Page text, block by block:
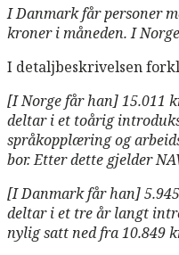
I Danmark får personer
kroner i måneden. I
I detaljbeskrivelsen
[I Norge får han] 15.011
deltar i et toårig
språkopplæring og
bor. Etter dette gjelder
[I Danmark får han]
deltar i et tre år langt
nylig satt ned fra 10.849